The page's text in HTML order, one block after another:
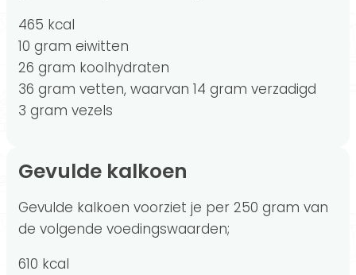
465 kcal
10 gram eiwitten
26 gram koolhydraten
36 gram vetten, waarvan 14 gram verzadigd
3 gram vezels
Gevulde kalkoen
Gevulde kalkoen voorziet je per 250 gram van
de volgende voedingswaarden;
610 kcal